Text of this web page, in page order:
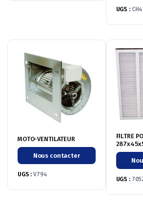
UGS :
MOTO-VENTILATEUR
Nous contacter
UGS : V794
FILTRE
UGS :